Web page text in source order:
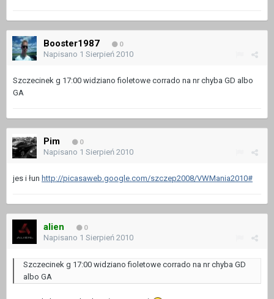
Booster1987 0
Napisano 1 Sierpień 2010
Szczecinek g 17:00 widziano fioletowe corrado na nr chyba GD albo
GA
Pim 0
Napisano 1 Sierpień 2010
jes i łun http://picasaweb.google.com/szczep2008/VWMania2010#
alien 0
Napisano 1 Sierpień 2010
Szczecinek g 17:00 widziano fioletowe corrado na nr chyba GD
albo GA